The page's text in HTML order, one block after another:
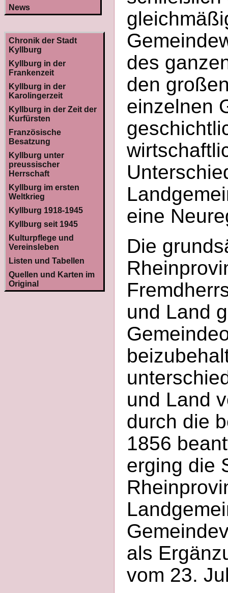
News
Chronik der Stadt
Kyllburg
Kyllburg in der
Frankenzeit
Kyllburg in der
Karolingerzeit
Kyllburg in der Zeit der
Kurfürsten
Französische
Besatzung
Kyllburg unter
preussischer
Herrschaft
Kyllburg im ersten
Weltkrieg
Kyllburg 1918-1945
Kyllburg seit 1945
Kulturpflege und
Vereinsleben
Listen und Tabellen
Quellen und Karten im
Original
des
den
einzelnen
eine
Die
und Land
und Land
durch die
1856
erging die
als
vom 23.